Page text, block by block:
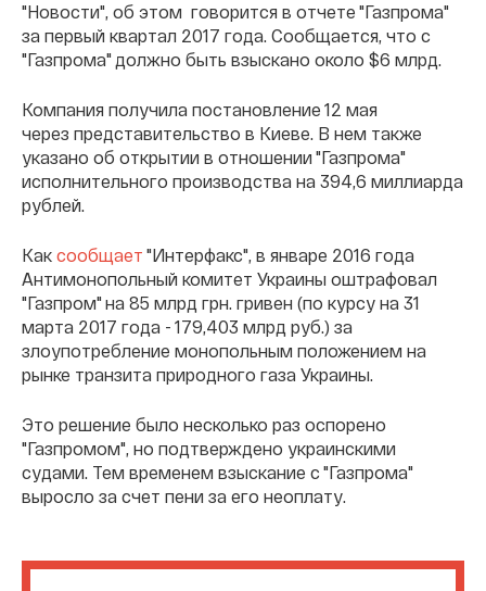
"Новости", об этом говорится в отчете "Газпрома"
за первый квартал 2017 года. Сообщается, что с
"Газпрома" должно быть взыскано около $6 млрд.
Компания получила постановление 12 мая
через представительство в Киеве. В нем также
указано об открытии в отношении "Газпрома"
исполнительного производства на 394,6 миллиарда
рублей.
Как сообщает "Интерфакс", в январе 2016 года
Антимонопольный комитет Украины оштрафовал
"Газпром" на 85 млрд грн. гривен (по курсу на 31
марта 2017 года - 179,403 млрд руб.) за
злоупотребление монопольным положением на
рынке транзита природного газа Украины.
Это решение было несколько раз оспорено
"Газпромом", но подтверждено украинскими
судами. Тем временем взыскание с "Газпрома"
выросло за счет пени за его неоплату.